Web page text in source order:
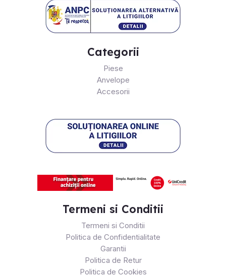
Categorii
Piese
Anvelope
Accesorii
Termeni si Conditii
Termeni si Conditii
Politica de Confidentialitate
Garantii
Politica de Retur
Politica de Cookies